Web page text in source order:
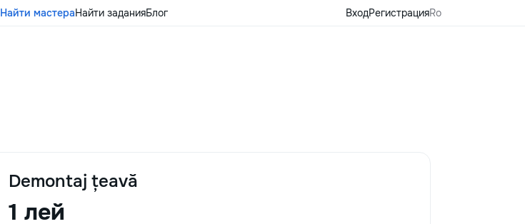
Найти мастераНайти заданияБлог ВходРегистрацияRo
Demontaj țeavă
1 лей